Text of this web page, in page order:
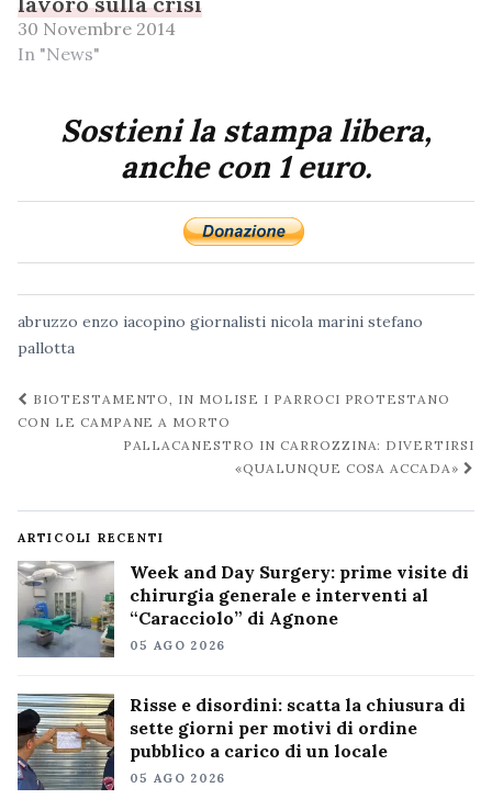
30 Novembre 2014
In "News"
Sostieni la stampa libera,
anche con 1 euro.
abruzzo enzo iacopino giornalisti nicola marini stefano
pallotta
Navigazione
post
BIOTESTAMENTO, IN MOLISE I PARROCI PROTESTANO
CON LE CAMPANE A MORTO
PALLACANESTRO IN CARROZZINA: DIVERTIRSI
«QUALUNQUE COSA ACCADA»
ARTICOLI RECENTI
Week and Day Surgery: prime visite di
chirurgia generale e interventi al
“Caracciolo” di Agnone
05 AGO 2026
Risse e disordini: scatta la chiusura di
sette giorni per motivi di ordine
pubblico a carico di un locale
05 AGO 2026